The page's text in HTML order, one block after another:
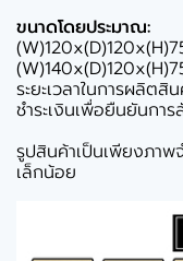
ขนาดโดยประมาณ:
ระยะเวลาในการผลิต
ชำระเงินเพื่อยืนยันกา
รูปสินค้าเป็นเพียงภาพ
เล็กน้อย